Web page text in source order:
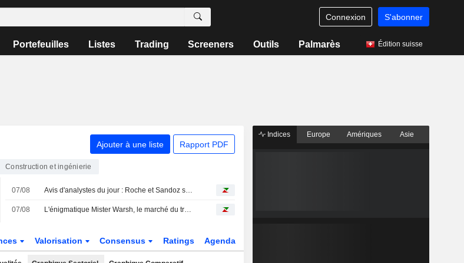
Connexion S'abonner
Portefeuilles Listes Trading Screeners Outils Palmarès Édition suisse
Ajouter à une liste Rapport PDF
Construction et ingénierie
07/08 Avis d'analystes du jour : Roche et Sandoz séduisent, UBS dégrade sèchement Sopra
07/08 L'énigmatique Mister Warsh, le marché du travail et les taux
Valorisation Consensus Ratings Agenda
Indices Europe Amériques Asie